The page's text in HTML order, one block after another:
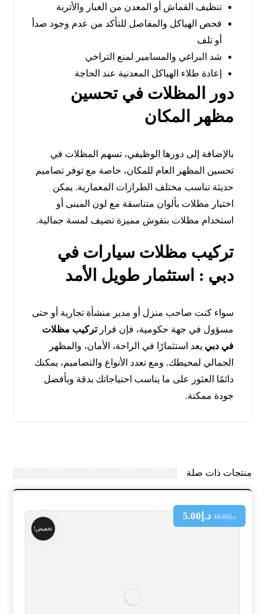
تنظيف القماش أو المعدن من الغبار والأتربة
فحص الهياكل والمفاصل للتأكد من عدم وجود صدأ
أو تلف
شد البراغي والمسامير لمنع التراخي
إعادة طلاء الهياكل المعدنية عند الحاجة
دور المظلات في تحسين
مظهر المكان
بالإضافة إلى دورها الوظيفي، تسهم المظلات في
تحسين المظهر العام للمكان، خاصة مع توفر تصاميم
حديثة تناسب مختلف الطرازات المعمارية. يمكن
اختيار مظلات بألوان متناسقة مع لون المبنى أو
استخدام مظلات بنقوش مميزة تضيف لمسة جمالية.
تركيب مظلات سيارات في
دبي : استثمار طويل الأمد
سواء كنت صاحب منزل أو مدير منشأة تجارية أو حتى
مسؤول في جهة حكومية، فإن قرارتركيب مظلات
في دبي يعد استثمارًا في الراحة، الأمان، والمظهر
الجمالي لمحيطك. ومع تعدد الأنواع والتصاميم، يمكنك
دائمًا العثور على ما يناسب احتياجاتك بدقة وبأفضل
جودة ممكنة.
منتجات ذات صلة
تخفيض!
د.إ10.00 د.إ 5.00